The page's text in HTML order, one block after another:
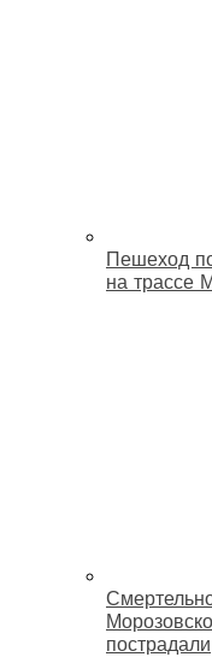
Пешеход
на трассе
пострадали